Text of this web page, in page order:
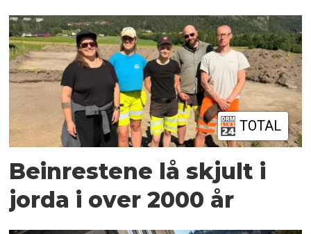
TOTAL
Beinrestene lå skjult i
jorda i over 2000 år